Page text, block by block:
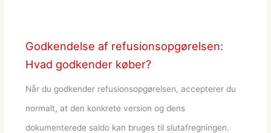
Godkendelse af refusionsopgørelsen:
Hvad godkender køber?
Når du godkender refusionsopgørelsen, accepterer du
normalt, at den konkrete version og dens
dokumenterede saldo kan bruges til slutafregningen.